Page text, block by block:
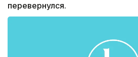
перевернулся.